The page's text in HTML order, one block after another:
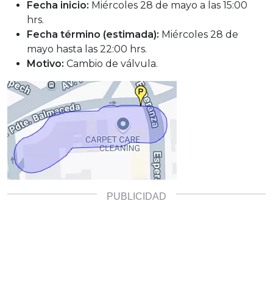
Fecha inicio: Miércoles 28 de mayo a las 15:00
hrs.
Fecha término (estimada): Miércoles 28 de
mayo hasta las 22:00 hrs.
Motivo: Cambio de válvula.